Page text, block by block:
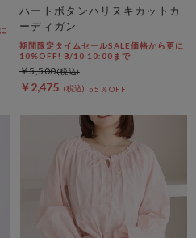
ハートボタンハリヌキカットカ
ーディガン
期間限定タイムセールSALE価格から更に
10%OFF! 8/10 10:00まで
￥2,475 55％OFF
￥5,500